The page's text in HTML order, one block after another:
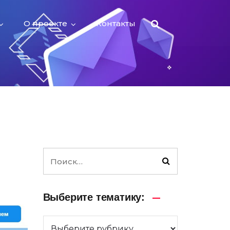
О проекте Контакты
Выберите тематику: